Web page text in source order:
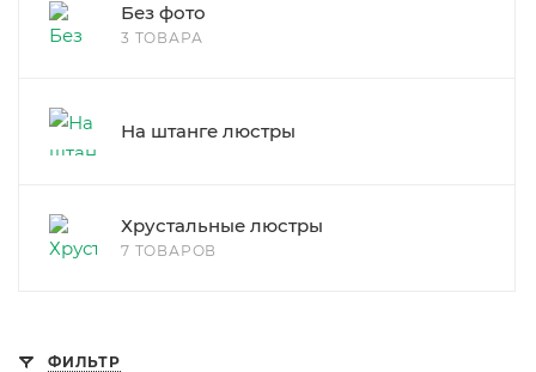
Без фото
3 ТОВАРА
На штанге люстры
Хрустальные люстры
7 ТОВАРОВ
ФИЛЬТР